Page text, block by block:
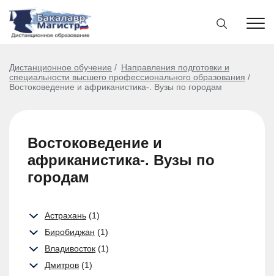
Дистанционное обучение
Направления подготовки и
специальности высшего профессионального образования
Востоковедение и африканистика-. Вузы по городам
Востоковедение и
африканистика-. Вузы по
городам
Астрахань (1)
Биробиджан (1)
Владивосток (1)
Дмитров (1)